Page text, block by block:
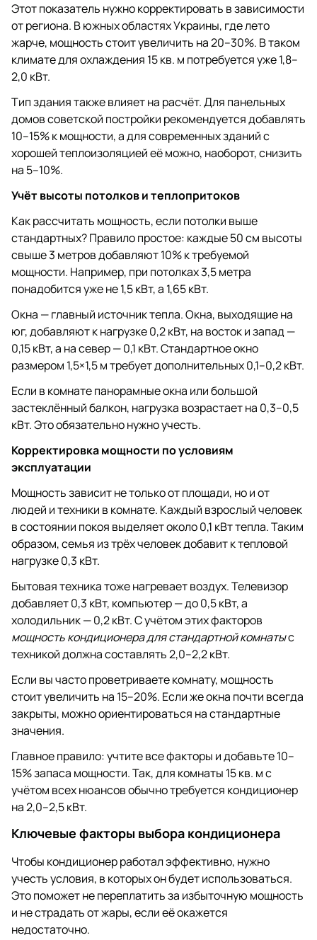
Этот показатель нужно корректировать в зависимости
от региона. В южных областях Украины, где лето
жарче, мощность стоит увеличить на 20–30%. В таком
климате для охлаждения 15 кв. м потребуется уже 1,8–
2,0 кВт.
Тип здания также влияет на расчёт. Для панельных
домов советской постройки рекомендуется добавлять
10–15% к мощности, а для современных зданий с
хорошей теплоизоляцией её можно, наоборот, снизить
на 5–10%.
Учёт высоты потолков и теплопритоков
Как рассчитать мощность, если потолки выше
стандартных? Правило простое: каждые 50 см высоты
свыше 3 метров добавляют 10% к требуемой
мощности. Например, при потолках 3,5 метра
понадобится уже не 1,5 кВт, а 1,65 кВт.
Окна — главный источник тепла. Окна, выходящие на
юг, добавляют к нагрузке 0,2 кВт, на восток и запад —
0,15 кВт, а на север — 0,1 кВт. Стандартное окно
размером 1,5×1,5 м требует дополнительных 0,1–0,2 кВт.
Если в комнате панорамные окна или большой
застеклённый балкон, нагрузка возрастает на 0,3–0,5
кВт. Это обязательно нужно учесть.
Корректировка мощности по условиям
эксплуатации
Мощность зависит не только от площади, но и от
людей и техники в комнате. Каждый взрослый человек
в состоянии покоя выделяет около 0,1 кВт тепла. Таким
образом, семья из трёх человек добавит к тепловой
нагрузке 0,3 кВт.
Бытовая техника тоже нагревает воздух. Телевизор
добавляет 0,3 кВт, компьютер — до 0,5 кВт, а
холодильник — 0,2 кВт. С учётом этих факторов
мощность кондиционера для стандартной комнатыс
техникой должна составлять 2,0–2,2 кВт.
Если вы часто проветриваете комнату, мощность
стоит увеличить на 15–20%. Если же окна почти всегда
закрыты, можно ориентироваться на стандартные
значения.
Главное правило: учтите все факторы и добавьте 10–
15% запаса мощности. Так, для комнаты 15 кв. м с
учётом всех нюансов обычно требуется кондиционер
на 2,0–2,5 кВт.
Ключевые факторы выбора кондиционера
Чтобы кондиционер работал эффективно, нужно
учесть условия, в которых он будет использоваться.
Это поможет не переплатить за избыточную мощность
и не страдать от жары, если её окажется
недостаточно.